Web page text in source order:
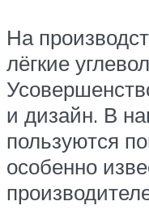
На
лёгкие
и дизайн. В
пользуются
особенно